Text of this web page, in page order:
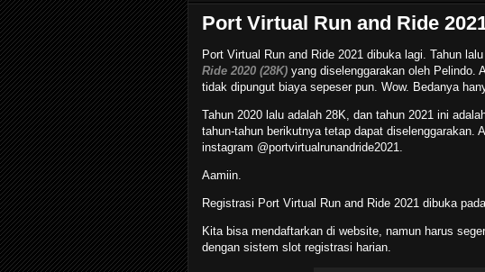
Port Virtual Run and Ride
Port Virtual Run and Ride 2021 dibuka lagi. Tahun
Ride 2020 (28K) yang diselenggarakan oleh Pelindo.
tidak dipungut biaya sepeser pun. Wow. Bedanya
Tahun 2020 lalu adalah 28K, dan tahun 2021 ini
tahun-tahun berikutnya tetap dapat diselenggarakan.
instagram @portvirtualrunandride2021.
Aamiin.
Registrasi Port Virtual Run and Ride 2021 dibuka
Kita bisa mendaftarkan di website, namun harus
dengan sistem slot registrasi harian.